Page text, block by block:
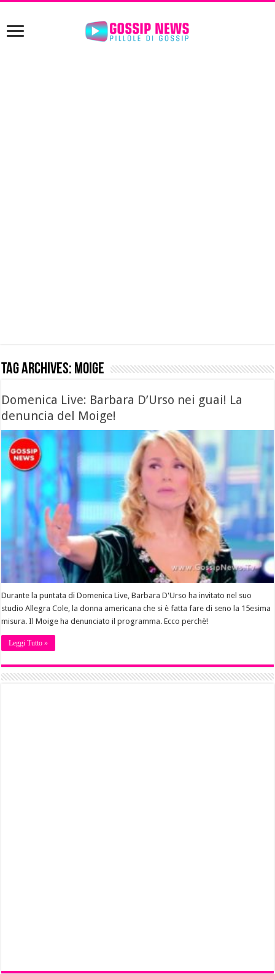
Tag Archives: moige
Domenica Live: Barbara D’Urso nei guai! La
denuncia del Moige!
Durante la puntata di Domenica Live, Barbara D'Urso ha invitato nel suo
studio Allegra Cole, la donna americana che si è fatta fare di seno la 15esima
misura. Il Moige ha denunciato il programma. Ecco perchè!
Leggi Tutto »